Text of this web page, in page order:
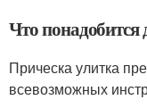
Что понадобится
Прическа улитка
всевозможных